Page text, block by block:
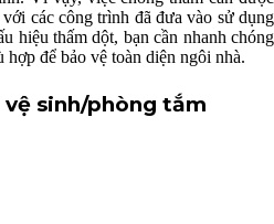
các công trình đã đưa vào sử dụng
hiệu thấm dột, bạn cần nhanh chóng
để bảo vệ toàn diện ngôi nhà.
vệ sinh/phòng tắm